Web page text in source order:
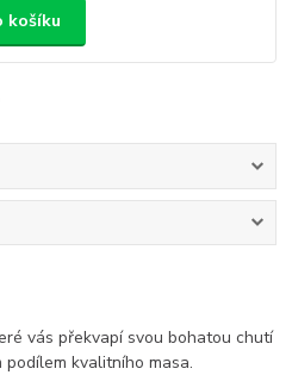
košíku
vás překvapí svou bohatou chutí
podílem kvalitního masa.